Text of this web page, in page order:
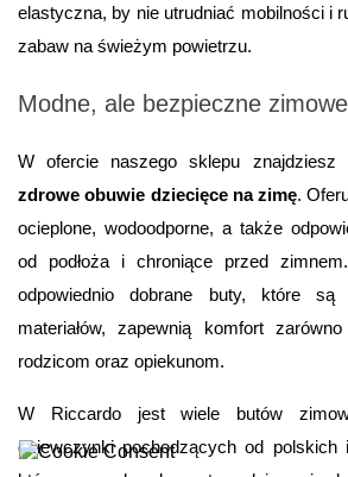
elastyczna, by nie utrudniać mobilności i
zabaw na świeżym powietrzu.
Modne, ale bezpieczne
W ofercie naszego sklepu znajdziesz
zdrowe obuwie dziecięce na zimę.
ocieplone, wodoodporne, a także
od podłoża i chroniące przed
odpowiednio dobrane buty, które
materiałów, zapewnią komfort
rodzicom oraz opiekunom.
W Riccardo jest wiele butów
dziewczynki pochodzących od polskich